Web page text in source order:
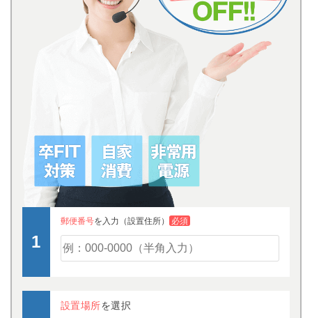
郵便番号を入力（設置住所） 必須
設置場所を選択